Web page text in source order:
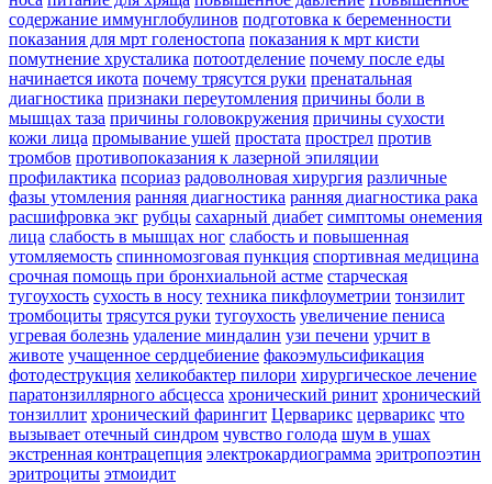
содержание иммунглобулинов подготовка к беременности
показания для мрт голеностопа показания к мрт кисти
помутнение хрусталика потоотделение почему после еды
начинается икота почему трясутся руки пренатальная
диагностика признаки переутомления причины боли в
мышцах таза причины головокружения причины сухости
кожи лица промывание ушей простата прострел против
тромбов противопоказания к лазерной эпиляции
профилактика псориаз радоволновая хирургия различные
фазы утомления ранняя диагностика ранняя диагностика рака
расшифровка экг рубцы сахарный диабет симптомы онемения
лица слабость в мышцах ног слабость и повышенная
утомляемость спинномозговая пункция спортивная медицина
срочная помощь при бронхиальной астме старческая
тугоухость сухость в носу техника пикфлоуметрии тонзилит
тромбоциты трясутся руки тугоухость увеличение пениса
угревая болезнь удаление миндалин узи печени урчит в
животе учащенное сердцебиение факоэмульсификация
фотодеструкция хеликобактер пилори хирургическое лечение
паратонзиллярного абсцесса хронический ринит хронический
тонзиллит хронический фарингит Церварикс церварикс что
вызывает отечный синдром чувство голода шум в ушах
экстренная контрацепция электрокардиограмма эритропоэтин
эритроциты этмоидит